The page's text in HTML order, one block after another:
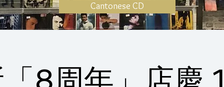
Cantonese CD
8周年」店慶